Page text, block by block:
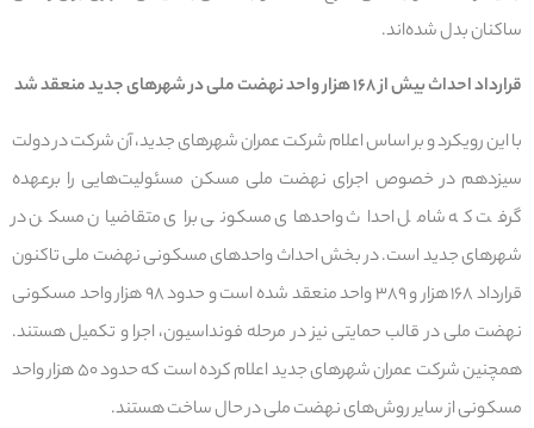
ساکنان بدل شده‌اند.
قرارداد احداث بیش از ۱۶۸ هزار واحد نهضت ملی در شهرهای جدید منعقد شد
با این رویکرد و بر اساس اعلام شرکت عمران شهرهای جدید، آن شرکت در دولت
سیزدهم در خصوص اجرای نهضت ملی مسکن مسئولیت‌هایی را برعهده
گرفت که شامل احداث واحدهای مسکونی برای متقاضیان مسکن در
شهرهای جدید است. در بخش احداث واحدهای مسکونی نهضت ملی تاکنون
قرارداد ۱۶۸ هزار و ۳۸۹ واحد منعقد شده است و حدود ۹۸ هزار واحد مسکونی
نهضت ملی در قالب حمایتی نیز در مرحله فونداسیون، اجرا و تکمیل هستند.
همچنین شرکت عمران شهرهای جدید اعلام کرده است که حدود ۵۰ هزار واحد
مسکونی از سایر روش‌های نهضت ملی در حال ساخت هستند.